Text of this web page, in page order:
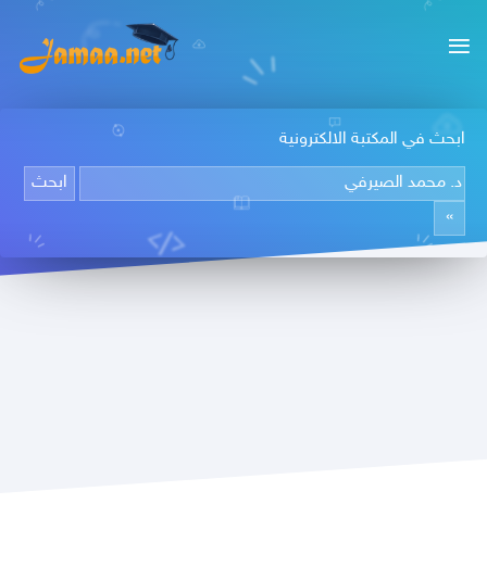
ابحث في المكتبة الالكترونية